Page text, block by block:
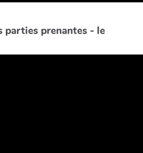
parties prenantes - le